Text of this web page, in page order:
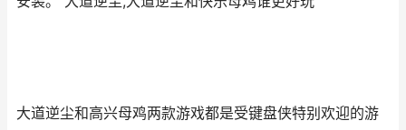
大道逆尘和高兴母鸡两款游戏都是受键盘侠特别欢迎的游